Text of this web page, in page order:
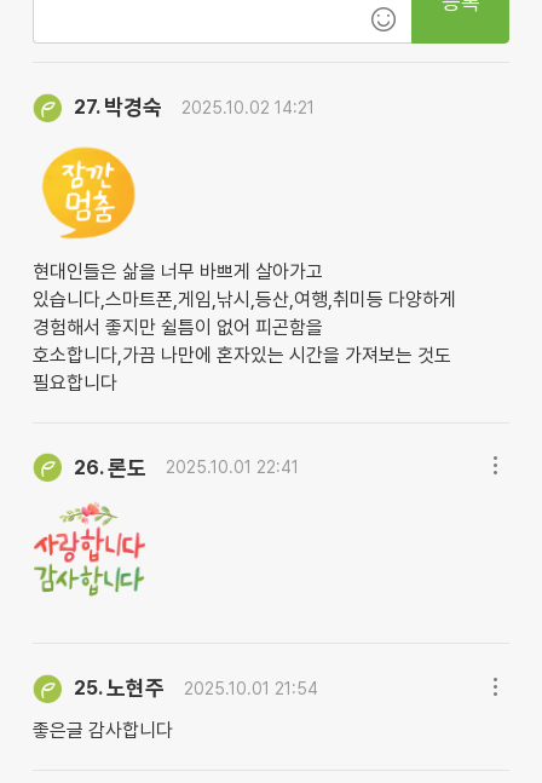
27. 박경숙 2025.10.02 14:21
현대인들은 삶을 너무 바쁘게 살아가고
있습니다,스마트폰,게임,낚시,등산,여행,취미등 다양하게
경험해서 좋지만 쉴틈이 없어 피곤함을
호소합니다,가끔 나만에 혼자있는 시간을 가져보는 것도
필요합니다
26.론도 2025.10.01 22:41
25.노현주 2025.10.01 21:54
좋은글 감사합니다